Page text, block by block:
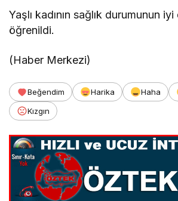
Yaşlı kadının sağlık durumunun
öğrenildi.
(Haber Merkezi)
Beğendim Harika Haha
Kızgın